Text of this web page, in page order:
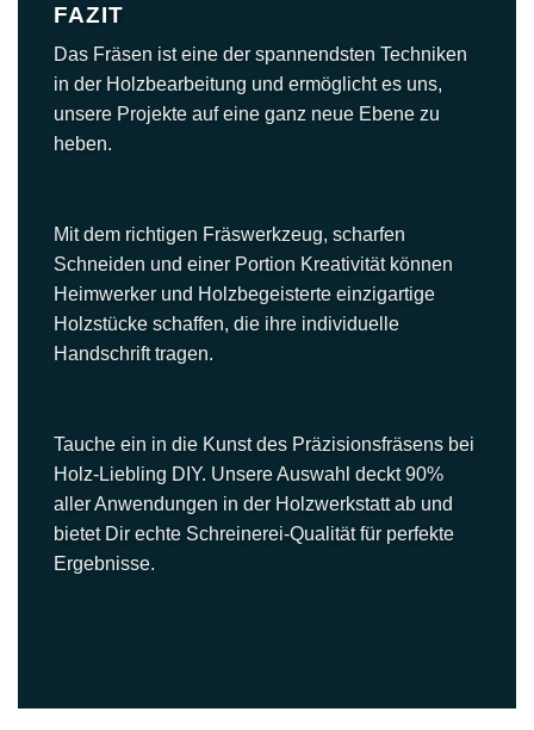
FAZIT
Das Fräsen ist eine der spannendsten Techniken
in der Holzbearbeitung und ermöglicht es uns,
unsere Projekte auf eine ganz neue Ebene zu
heben.
Mit dem richtigen Fräswerkzeug, scharfen
Schneiden und einer Portion Kreativität können
Heimwerker und Holzbegeisterte einzigartige
Holzstücke schaffen, die ihre individuelle
Handschrift tragen.
Tauche ein in die Kunst des Präzisionsfräsens bei
Holz-Liebling DIY. Unsere Auswahl deckt 90%
aller Anwendungen in der Holzwerkstatt ab und
bietet Dir echte Schreinerei-Qualität für perfekte
Ergebnisse.